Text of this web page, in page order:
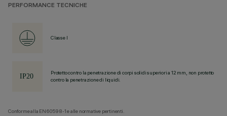
PERFORMANCE TECNICHE
Classe I
Protetto contro la penetrazione di corpi solidi superiori a 12 mm, non protetto
contro la penetrazione di liquidi.
Conforme alla EN60598-1 e alle normative pertinenti.